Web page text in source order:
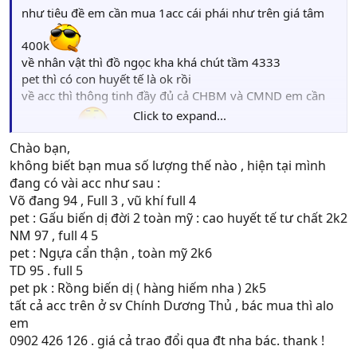
như tiêu đề em cần mua 1acc cái phái như trên giá tâm
400k
về nhân vật thì đồ ngọc kha khá chút tầm 4333
pet thì có con huyết tế là ok rồi
về acc thì thông tinh đầy đủ cả CHBM và CMND em cần
ai có acc thì pm em nhé
yahoo : dota_allstars1102
SĐT : 0948106999
cảm ơn anh em đã đọc
Click to expand...
Chào bạn,
không biết bạn mua số lượng thế nào , hiện tại mình
đang có vài acc như sau :
Võ đang 94 , Full 3 , vũ khí full 4
pet : Gấu biến dị đời 2 toàn mỹ : cao huyết tế tư chất 2k2
NM 97 , full 4 5
pet : Ngựa cẩn thận , toàn mỹ 2k6
TD 95 . full 5
pet pk : Rồng biến dị ( hàng hiếm nha ) 2k5
tất cả acc trên ở sv Chính Dương Thủ , bác mua thì alo
em
0902 426 126 . giá cả trao đổi qua đt nha bác. thank !